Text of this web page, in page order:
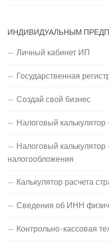
ИНДИВИДУАЛЬНЫМ
Личный кабинет ИП
Государственная
Создай свой бизнес
Налоговый
Налоговый
налогообложения
Калькулятор расчета
Сведения об ИНН
Контрольно-кассовая